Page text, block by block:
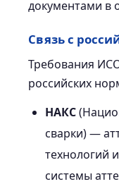
документами в
Связь с
Требования
российских
НАКС
сварки) —
технологий
системы